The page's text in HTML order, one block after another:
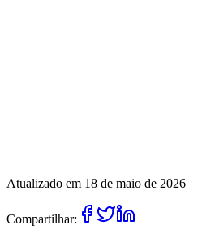
Atualizado em 18 de maio de 2026
Compartilhar: